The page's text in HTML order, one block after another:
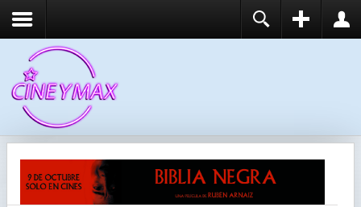
RECUÉRDEME
IDENTIFICARSE